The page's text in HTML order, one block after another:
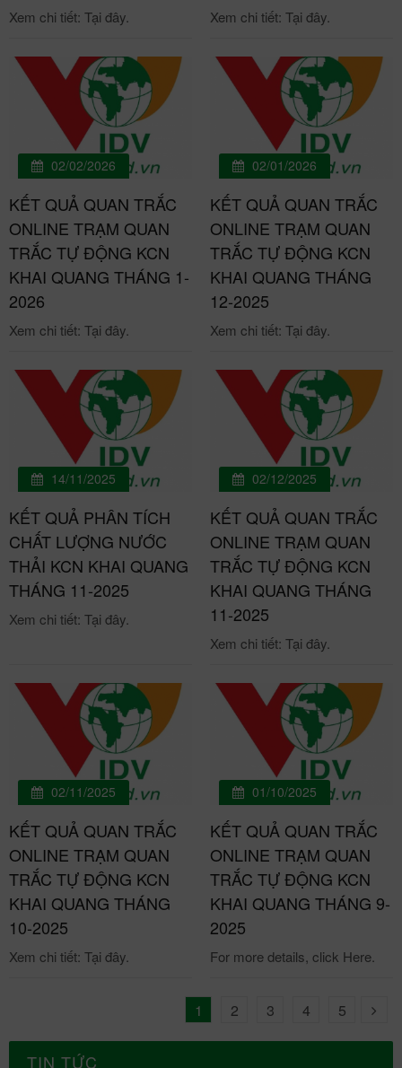
Xem chi tiết: Tại đây. Xem chi tiết: Tại đây.
02/02/2026
KẾT QUẢ QUAN TRẮC
ONLINE TRẠM QUAN
TRẮC TỰ ĐỘNG KCN
KHAI QUANG THÁNG 1-
2026
Xem chi tiết: Tại đây.
02/01/2026
KẾT QUẢ QUAN TRẮC
ONLINE TRẠM QUAN
TRẮC TỰ ĐỘNG KCN
KHAI QUANG THÁNG
12-2025
Xem chi tiết: Tại đây.
14/11/2025
KẾT QUẢ PHÂN TÍCH
CHẤT LƯỢNG NƯỚC
THẢI KCN KHAI QUANG
THÁNG 11-2025
Xem chi tiết: Tại đây.
02/12/2025
KẾT QUẢ QUAN TRẮC
ONLINE TRẠM QUAN
TRẮC TỰ ĐỘNG KCN
KHAI QUANG THÁNG
11-2025
Xem chi tiết: Tại đây.
02/11/2025
KẾT QUẢ QUAN TRẮC
ONLINE TRẠM QUAN
TRẮC TỰ ĐỘNG KCN
KHAI QUANG THÁNG
10-2025
Xem chi tiết: Tại đây.
01/10/2025
KẾT QUẢ QUAN TRẮC
ONLINE TRẠM QUAN
TRẮC TỰ ĐỘNG KCN
KHAI QUANG THÁNG 9-
2025
For more details, click Here.
1 2 3 4 5
TIN TỨC